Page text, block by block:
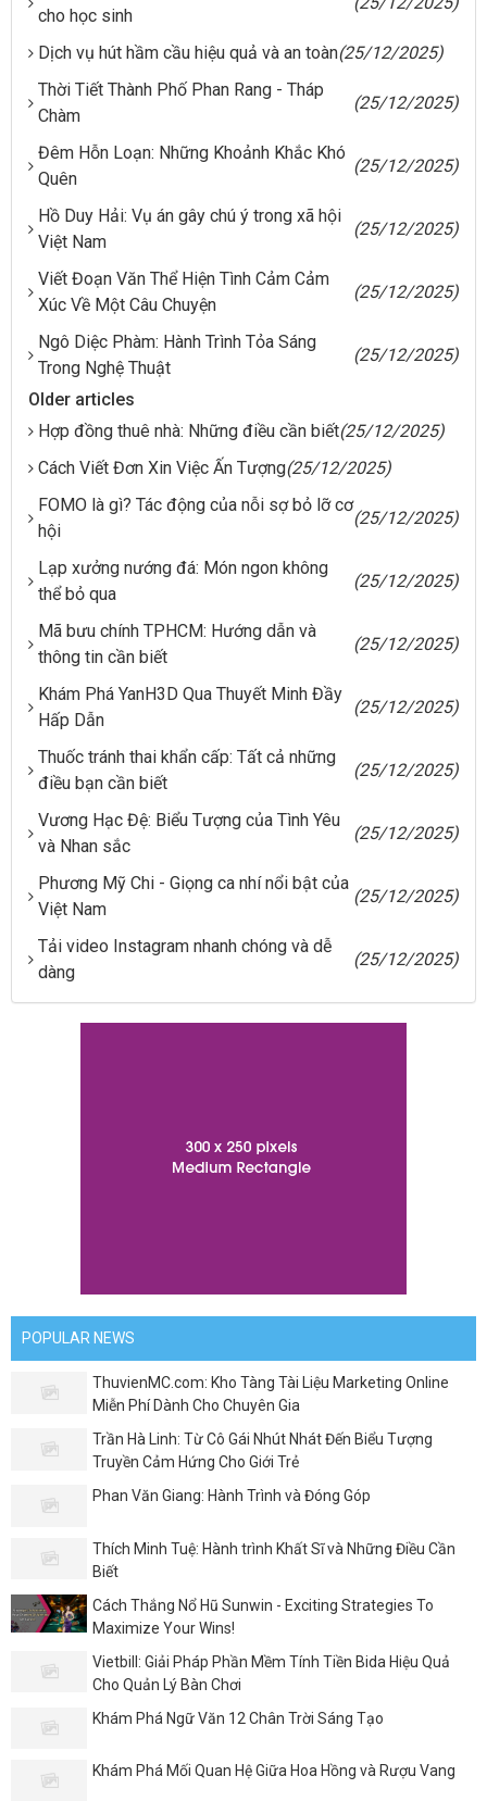
cho học sinh
Dịch vụ hút hầm cầu hiệu quả và an toàn(25/12/2025)
Thời Tiết Thành Phố Phan Rang - Tháp
Chàm
(25/12/2025)
Đêm Hỗn Loạn: Những Khoảnh Khắc Khó
Quên
(25/12/2025)
Hồ Duy Hải: Vụ án gây chú ý trong xã hội
Việt Nam
(25/12/2025)
Viết Đoạn Văn Thể Hiện Tình Cảm Cảm
Xúc Về Một Câu Chuyện
(25/12/2025)
Ngô Diệc Phàm: Hành Trình Tỏa Sáng
Trong Nghệ Thuật
(25/12/2025)
Older articles
Hợp đồng thuê nhà: Những điều cần biết(25/12/2025)
Cách Viết Đơn Xin Việc Ấn Tượng(25/12/2025)
FOMO là gì? Tác động của nỗi sợ bỏ lỡ cơ
hội
(25/12/2025)
Lạp xưởng nướng đá: Món ngon không
thể bỏ qua
(25/12/2025)
Mã bưu chính TPHCM: Hướng dẫn và
thông tin cần biết
(25/12/2025)
Khám Phá YanH3D Qua Thuyết Minh Đầy
Hấp Dẫn
(25/12/2025)
Thuốc tránh thai khẩn cấp: Tất cả những
điều bạn cần biết
(25/12/2025)
Vương Hạc Đệ: Biểu Tượng của Tình Yêu
và Nhan sắc
(25/12/2025)
Phương Mỹ Chi - Giọng ca nhí nổi bật của
Việt Nam
(25/12/2025)
Tải video Instagram nhanh chóng và dễ
dàng
(25/12/2025)
POPULAR NEWS
ThuvienMC.com: Kho Tàng Tài Liệu Marketing Online
Miễn Phí Dành Cho Chuyên Gia
Trần Hà Linh: Từ Cô Gái Nhút Nhát Đến Biểu Tượng
Truyền Cảm Hứng Cho Giới Trẻ
Phan Văn Giang: Hành Trình và Đóng Góp
Thích Minh Tuệ: Hành trình Khất Sĩ và Những Điều Cần
Biết
Cách Thắng Nổ Hũ Sunwin - Exciting Strategies To
Maximize Your Wins!
Vietbill: Giải Pháp Phần Mềm Tính Tiền Bida Hiệu Quả
Cho Quản Lý Bàn Chơi
Khám Phá Ngữ Văn 12 Chân Trời Sáng Tạo
Khám Phá Mối Quan Hệ Giữa Hoa Hồng và Rượu Vang